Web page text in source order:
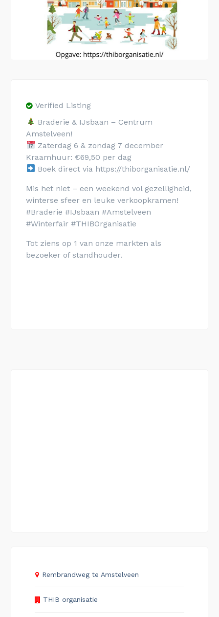
Verified Listing
Braderie & IJsbaan – Centrum
Amstelveen!
Zaterdag 6 & zondag 7 december
Kraamhuur: €69,50 per dag
Boek direct via https://thiborganisatie.nl/
Mis het niet – een weekend vol gezelligheid,
winterse sfeer en leuke verkoopkramen!
#Braderie #IJsbaan #Amstelveen
#Winterfair #THIBOrganisatie
Tot ziens op 1 van onze markten als
bezoeker of standhouder.
Rembrandweg te Amstelveen
THIB organisatie